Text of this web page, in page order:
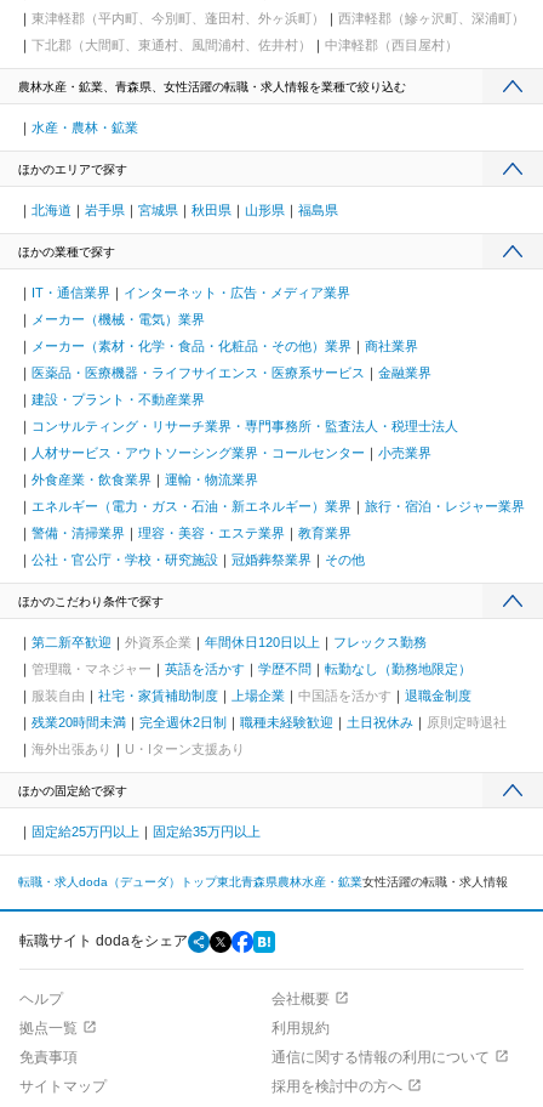
東津軽郡（平内町、今別町、蓬田村、外ヶ浜町）
西津軽郡（鰺ヶ沢町、深浦町）
下北郡（大間町、東通村、風間浦村、佐井村）
中津軽郡（西目屋村）
農林水産・鉱業、青森県、女性活躍の転職・求人情報を業種で絞り込む
水産・農林・鉱業
ほかのエリアで探す
北海道 岩手県 宮城県 秋田県 山形県 福島県
ほかの業種で探す
IT・通信業界
インターネット・広告・メディア業界
メーカー（機械・電気）業界
メーカー（素材・化学・食品・化粧品・その他）業界
商社業界
医薬品・医療機器・ライフサイエンス・医療系サービス
金融業界
建設・プラント・不動産業界
コンサルティング・リサーチ業界・専門事務所・監査法人・税理士法人
人材サービス・アウトソーシング業界・コールセンター
小売業界
外食産業・飲食業界
運輸・物流業界
エネルギー（電力・ガス・石油・新エネルギー）業界
旅行・宿泊・レジャー業界
警備・清掃業界
理容・美容・エステ業界
教育業界
公社・官公庁・学校・研究施設
冠婚葬祭業界 その他
ほかのこだわり条件で探す
第二新卒歓迎 外資系企業 年間休日120日以上
フレックス勤務
管理職・マネジャー
英語を活かす 学歴不問
転勤なし（勤務地限定）
服装自由
社宅・家賃補助制度 上場企業 中国語を活かす
退職金制度
残業20時間未満
完全週休2日制 職種未経験歓迎 土日祝休み
原則定時退社
海外出張あり
U・Iターン支援あり
ほかの固定給で探す
固定給25万円以上 固定給35万円以上
転職・求人doda（デューダ）トップ東北青森県農林水産・鉱業女性活躍の転職・求人情報
転職サイト dodaをシェア
ヘルプ
会社概要
拠点一覧
利用規約
免責事項
通信に関する情報の利用について
サイトマップ
採用を検討中の方へ